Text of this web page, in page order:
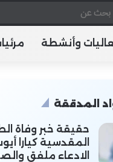
جانبي
المظلم
وأنشطة
المدققة
حقيقة خبر وفاة
المقدسية كيارا
الادعاء ملفق